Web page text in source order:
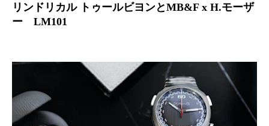
リンドリカル トゥールビヨンとMB&F x H.モーザ
ー LM101
Hands-On: H.モーザー ストリームライナー・フライバ
ック クロノグラフ オートマティックを実写レビュー